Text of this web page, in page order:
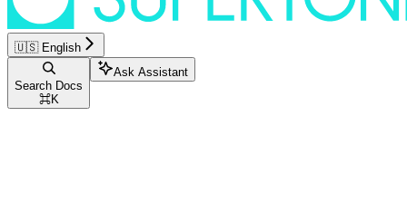
🇺🇸 English
Search Docs
⌘K
Ask Assistant